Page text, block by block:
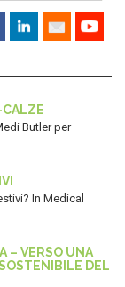
Butler per
In Medical
– VERSO UNA
DEL